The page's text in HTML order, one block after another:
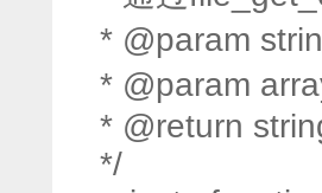
* @param
* @param
* @return
*/